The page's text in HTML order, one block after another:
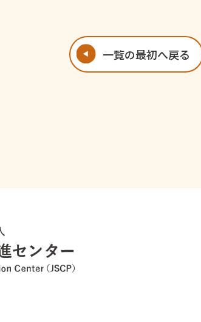
一覧の最初へ戻る